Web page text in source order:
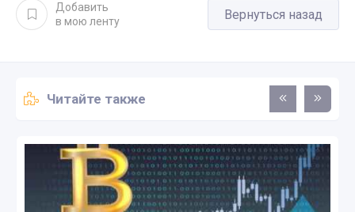
Добавить
в мою ленту
Вернуться назад
Читайте также